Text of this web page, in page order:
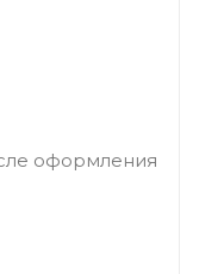
оформления